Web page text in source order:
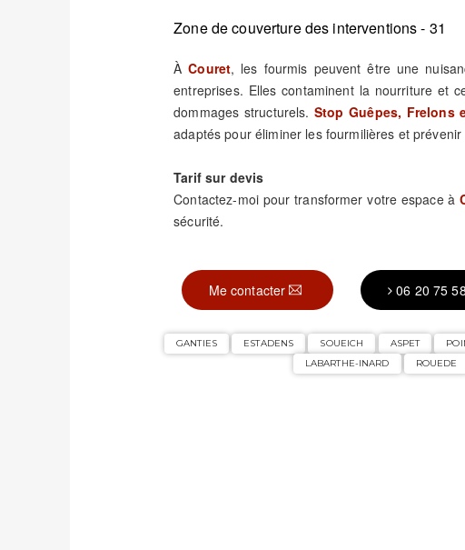
Zone de couverture des interventions - 31
ÀCouret, les fourmis peuvent être une
entreprises. Elles contaminent la nourriture et
dommages structurels.Stop Guêpes, Frelons
adaptés pour éliminer les fourmilières et
Tarif sur devis
Contactez-moi pour transformer votre espace à
sécurité.
Me contacter 06 20 75
GANTIES ESTADENS SOUEICH ASPET
LABARTHE-INARD
ROUEDE